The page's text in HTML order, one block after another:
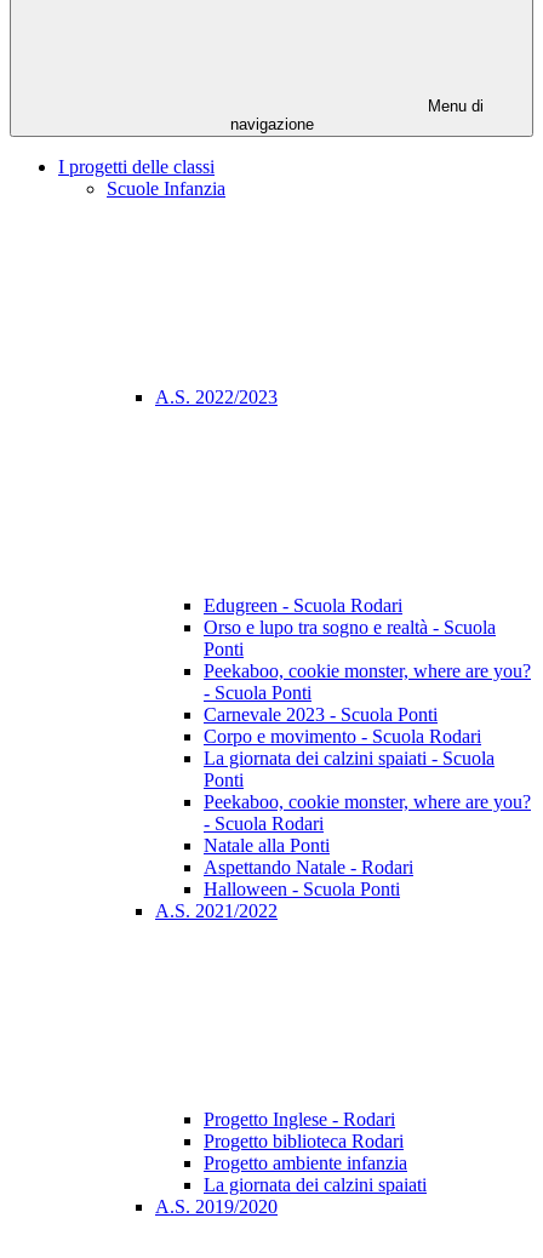
Menu di
navigazione
I progetti delle classi
Scuole Infanzia
A.S. 2022/2023
Edugreen - Scuola Rodari
Orso e lupo tra sogno e realtà - Scuola
Ponti
Peekaboo, cookie monster, where are you?
- Scuola Ponti
Carnevale 2023 - Scuola Ponti
Corpo e movimento - Scuola Rodari
La giornata dei calzini spaiati - Scuola
Ponti
Peekaboo, cookie monster, where are you?
- Scuola Rodari
Natale alla Ponti
Aspettando Natale - Rodari
Halloween - Scuola Ponti
A.S. 2021/2022
Progetto Inglese - Rodari
Progetto biblioteca Rodari
Progetto ambiente infanzia
La giornata dei calzini spaiati
A.S. 2019/2020